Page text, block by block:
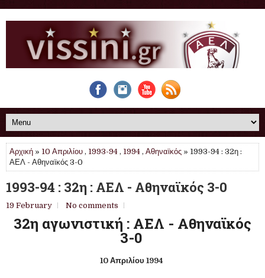
Αρχική » 10 Απριλίου , 1993-94 , 1994 , Αθηναϊκός » 1993-94 : 32η :
ΑΕΛ - Αθηναϊκός 3-0
1993-94 : 32η : ΑΕΛ - Αθηναϊκός 3-0
19 February No comments
32η αγωνιστική : ΑΕΛ - Αθηναϊκός
3-0
10 Απριλίου 1994